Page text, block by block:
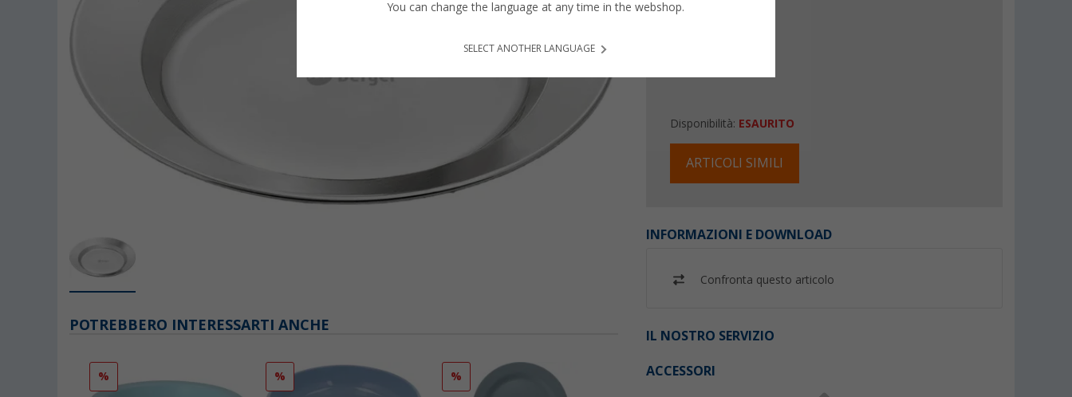
Disponibilità: ESAURITO
ARTICOLI SIMILI
INFORMAZIONI E DOWNLOAD
Confronta questo articolo
IL NOSTRO SERVIZIO
ACCESSORI
POTREBBERO INTERESSARTI ANCHE
% % %
You can change the language at any time in the webshop.
SELECT ANOTHER LANGUAGE